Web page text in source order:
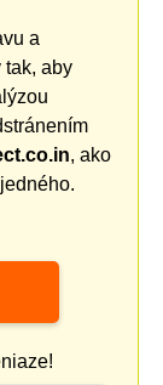
a
tak, aby
, ako